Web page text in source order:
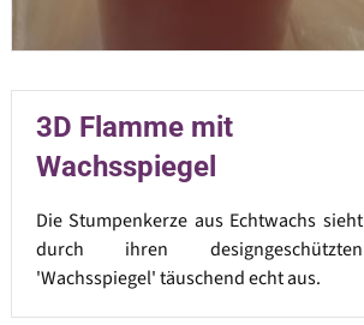
3D Flamme mit
Wachsspiegel
Die Stumpenkerze aus Echtwachs sieht
durch ihren designgeschützten
'Wachsspiegel' täuschend echt aus.